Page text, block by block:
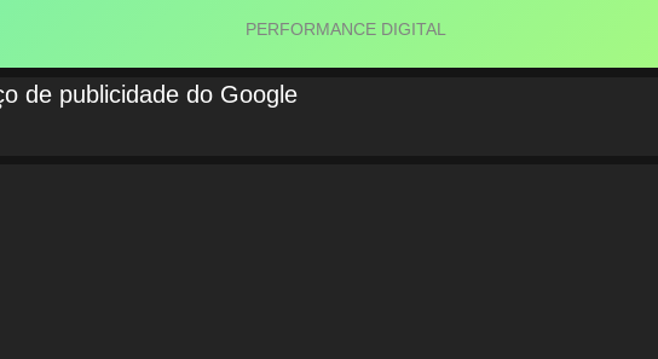
PERFORMANCE DIGITAL
de publicidade do Google